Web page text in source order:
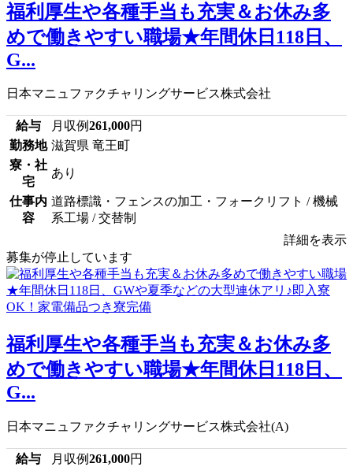
福利厚生や各種手当も充実＆お休み多
めで働きやすい職場★年間休日118日、
G...
日本マニュファクチャリングサービス株式会社
給与 月収例261,000円
勤務地 滋賀県 竜王町
寮・社
宅
あり
仕事内
容
道路標識・フェンスの加工・フォークリフト / 機械
系工場 / 交替制
詳細を表示
募集が停止しています
福利厚生や各種手当も充実＆お休み多
めで働きやすい職場★年間休日118日、
G...
日本マニュファクチャリングサービス株式会社(A)
給与 月収例261,000円